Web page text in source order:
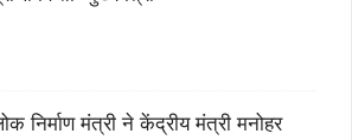
निर्माण मंत्री ने केंद्रीय मंत्री मनोहर